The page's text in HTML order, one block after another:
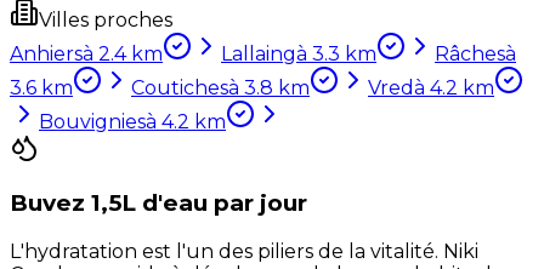
Villes proches
Anhiersà 2.4km Lallaingà 3.3 km Râchesà
3.6 km Coutichesà 3.8 km Vredà 4.2 km
Bouvigniesà 4.2 km
Buvez 1,5L d'eau par jour
L'hydratation est l'un des piliers de la vitalité. Niki